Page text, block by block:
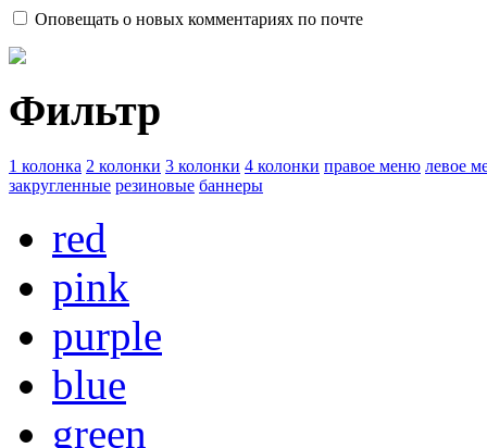
Оповещать о новых комментариях по почте
Фильтр
1 колонка 2 колонки 3 колонки 4 колонки правое меню левое
закругленные резиновые баннеры
red
pink
purple
blue
green